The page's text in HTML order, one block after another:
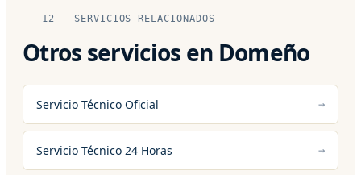
12 — SERVICIOS RELACIONADOS
Otros servicios en Domeño
Servicio Técnico Oficial
Servicio Técnico 24 Horas